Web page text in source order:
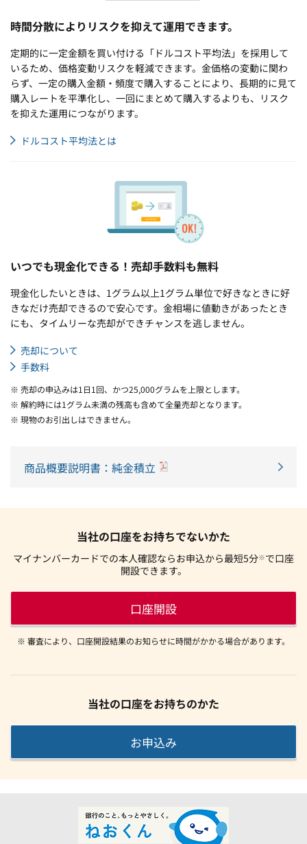
時間分散によりリスクを抑えて運用できます。
定期的に一定金額を買い付ける「ドルコスト平均法」を採用して
いるため、価格変動リスクを軽減できます。金価格の変動に関わ
らず、一定の購入金額・頻度で購入することにより、長期的に見て
購入レートを平準化し、一回にまとめて購入するよりも、リスク
を抑えた運用につながります。
ドルコスト平均法とは
いつでも現金化できる！売却手数料も無料
現金化したいときは、1グラム以上1グラム単位で好きなときに好
きなだけ売却できるので安心です。金相場に値動きがあったとき
にも、タイムリーな売却ができチャンスを逃しません。
売却について
手数料
※ 売却の申込みは1日1回、かつ25,000グラムを上限とします。
※ 解約時には1グラム未満の残高も含めて全量売却となります。
※ 現物のお引出しはできません。
商品概要説明書：純金積立
当社の口座をお持ちでないかた
マイナンバーカードでの本人確認ならお申込から最短5分※で口座
開設できます。
口座開設
※ 審査により、口座開設結果のお知らせに時間がかかる場合があります。
当社の口座をお持ちのかた
お申込み